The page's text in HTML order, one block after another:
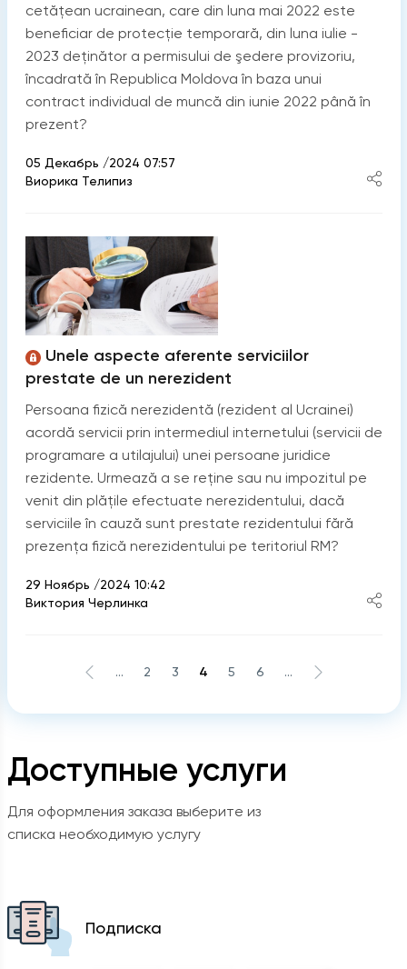
Доступные услуги
Для оформления заказа выберите из
списка необходимую услугу
Подписка
cetățean ucrainean, care din luna mai 2022 este
beneficiar de protecție temporară, din luna iulie -
2023 deținător a permisului de şedere provizoriu,
încadrată în Republica Moldova în baza unui
contract individual de muncă din iunie 2022 până în
prezent?
05 Декабрь /2024 07:57
Виорика Телипиз
Unele aspecte aferente serviciilor
prestate de un nerezident
Persoana fizică nerezidentă (rezident al Ucrainei)
acordă servicii prin intermediul internetului (servicii de
programare a utilajului) unei persoane juridice
rezidente. Urmează a se reține sau nu impozitul pe
venit din plățile efectuate nerezidentului, dacă
serviciile în cauză sunt prestate rezidentului fără
prezența fizică nerezidentului pe teritoriul RM?
29 Ноябрь /2024 10:42
Виктория Черлинка
... 2 3 4 5 6 ...